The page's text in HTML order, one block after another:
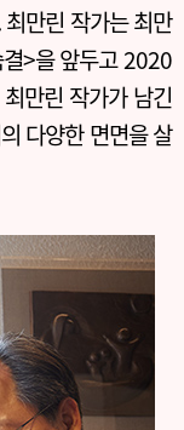
만린 작가는 최만
결>을 앞두고 2020
만린 작가가 남긴
다양한 면면을 살